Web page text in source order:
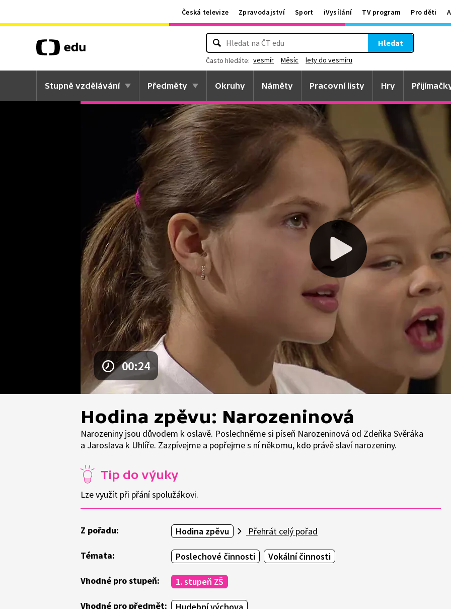
Česká televize Zpravodajství Sport iVysílání TV program Pro děti
Hledat
Často hledáte: vesmír Měsíc lety do vesmíru
Stupně vzdělávání Předměty Okruhy Náměty Pracovní listy Hry
00:24
Hodina zpěvu: Narozeninová
Narozeniny jsou důvodem k oslavě. Poslechněme si píseň Narozeninová od Zdeňka Svěráka
a Jaroslava k Uhlíře. Zazpívejme a popřejme s ní někomu, kdo právě slaví narozeniny.
Tip do výuky
Lze využít při přání spolužákovi.
Z pořadu: Hodina zpěvu Přehrát celý pořad
Témata: Poslechové činnosti Vokální činnosti
Vhodné pro stupeň: 1. stupeň ZŠ
Vhodné pro předmět: